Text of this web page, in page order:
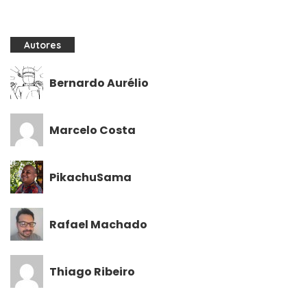
Autores
Bernardo Aurélio
Marcelo Costa
PikachuSama
Rafael Machado
Thiago Ribeiro